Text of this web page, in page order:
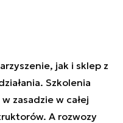
jak i sklep z
Szkolenia
zasadzie w całej
A rozwozy